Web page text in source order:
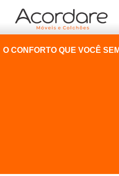
O CONFORTO QUE VOCÊ